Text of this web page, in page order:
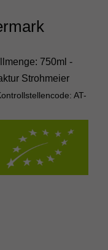
750ml -
Strohmeier
AT-